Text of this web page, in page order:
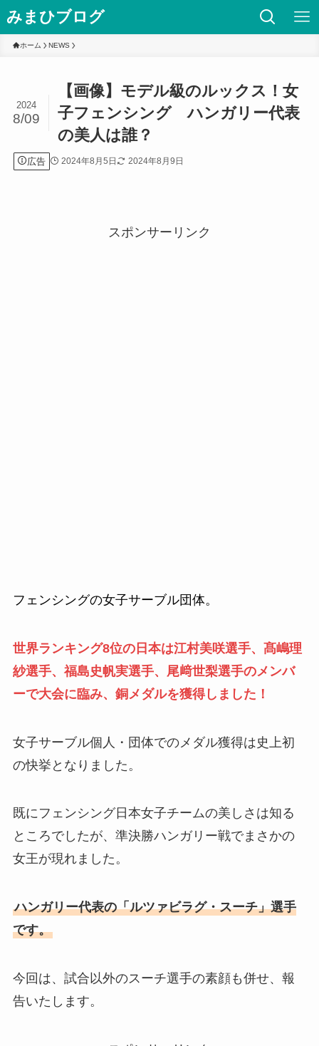
みまひブログ
ホーム NEWS
【画像】モデル級のルックス！女
子フェンシング ハンガリー代表
の美人は誰？
2024
8/09
広告 2024年8月5日 2024年8月9日
スポンサーリンク
フェンシングの女子サーブル団体。
世界ランキング8位の日本は江村美咲選手、髙嶋理
紗選手、福島史帆実選手、尾﨑世梨選手のメンバ
ーで大会に臨み、銅メダルを獲得しました！
女子サーブル個人・団体でのメダル獲得は史上初
の快挙となりました。
既にフェンシング日本女子チームの美しさは知る
ところでしたが、準決勝ハンガリー戦でまさかの
女王が現れました。
ハンガリー代表の「ルツァビラグ・スーチ」選手
です。
今回は、試合以外のスーチ選手の素顔も併せ、報
告いたします。